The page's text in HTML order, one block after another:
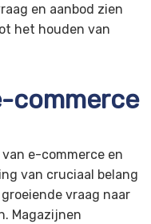
en aanbod zien
het houden van
commerce
e-commerce en
van cruciaal belang
vraag naar
Magazijnen